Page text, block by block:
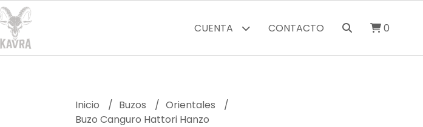
CUENTA CONTACTO 0
Inicio Buzos
Orientales
Buzo Canguro Hattori Hanzo